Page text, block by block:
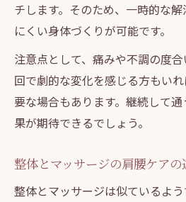
チします。そのため、一時的な
にくい身体づくりが可能です。
注意点として、痛みや不調の度
回で劇的な変化を感じる方もい
要な場合もあります。継続して
果が期待できるでしょう。
整体とマッサージの肩腰ケアの
整体とマッサージは似ているよ